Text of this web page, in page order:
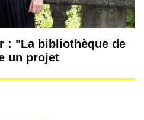
: "La bibliothèque de
un projet